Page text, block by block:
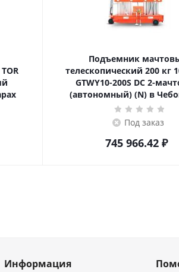
Подъемник
телескопический 200 кг 10 м TOR
GTWY10-200S DC 2-
(автономный) (N) в
Под заказ
745 966.42₽
Информация